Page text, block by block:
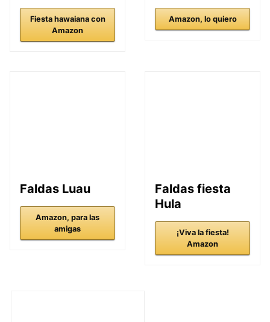
Fiesta hawaiana con
Amazon
Amazon, lo quiero
Faldas Luau
Amazon, para las
amigas
Faldas fiesta
Hula
¡Viva la fiesta!
Amazon